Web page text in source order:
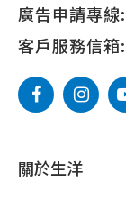
廣告申請專線:
客戶服務信箱:
關於生洋